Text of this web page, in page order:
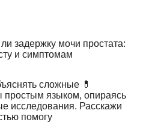
задержку мочи простата:
и симптомам
сложные 💊
простым языком, опираясь
исследования. Расскажи
помогу